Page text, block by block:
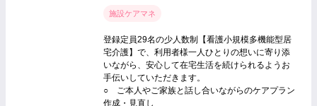
施設ケアマネ
登録定員29名の少人数制【看護小規模多機能型居
宅介護】で、利用者様一人ひとりの想いに寄り添
いながら、安心して在宅生活を続けられるようお
手伝いしていただきます。
○ ご本人やご家族と話し合いながらのケアプラン
作成・見直し